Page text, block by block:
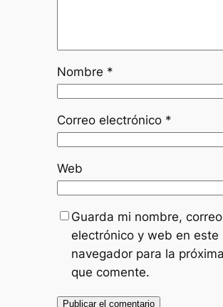
Nombre *
Correo electrónico *
Web
Guarda mi nombre, correo
electrónico y web en este
navegador para la
que comente.